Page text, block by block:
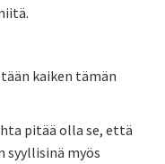
kaiken tämän
pitää olla se, että
myös